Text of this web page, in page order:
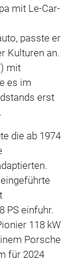
mit Le-Car-
passte er
Kulturen an.
mit
es im
erst
die ab 1974
PS einfuhr.
118 kW
Porsche
für 2024